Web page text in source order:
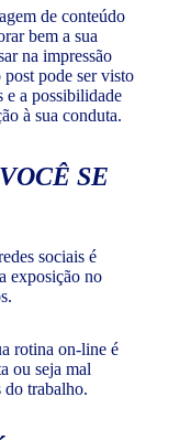
de conteúdo
bem a sua
na impressão
post pode ser visto
e a possibilidade
à sua conduta.
SE
sociais é
exposição no
rotina on-line é
ou seja mal
do trabalho.